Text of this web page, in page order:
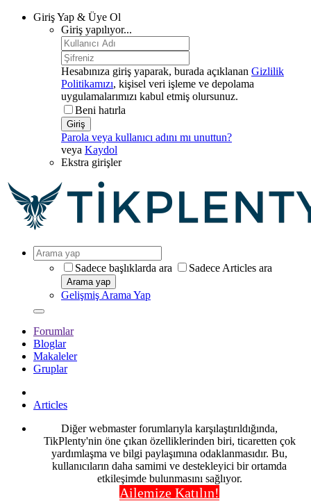
Giriş Yap & Üye Ol
Giriş yapılıyor...
Hesabınıza giriş yaparak, burada açıklanan Gizlilik
Politikamızı, kişisel veri işleme ve depolama
uygulamalarımızı kabul etmiş olursunuz.
Beni hatırla
Giriş
Parola veya kullanıcı adını mı unuttun?
veya Kaydol
Ekstra girişler
Sadece başlıklarda ara Sadece Articles ara
Arama yap
Gelişmiş Arama Yap
Forumlar
Bloglar
Makaleler
Gruplar
Articles
Diğer webmaster forumlarıyla karşılaştırıldığında,
TikPlenty'nin öne çıkan özelliklerinden biri, ticaretten çok
yardımlaşma ve bilgi paylaşımına odaklanmasıdır. Bu,
kullanıcıların daha samimi ve destekleyici bir ortamda
etkileşimde bulunmasını sağlıyor.
Ailemize Katılın!